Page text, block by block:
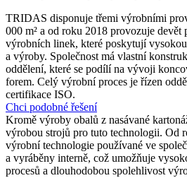
TRIDAS disponuje třemi výrobními
000 m² a od roku 2018 provozuje devět
výrobních linek, které poskytují
a výroby. Společnost má vlastní
oddělení, které se podílí na vývoji
forem. Celý výrobní proces je řízen
certifikace ISO.
Chci podobné řešení
Kromě výroby obalů z nasávané
výrobou strojů pro tuto technologii. Od
výrobní technologie používané ve
a vyráběny interně, což umožňuje
procesů a dlouhodobou spolehlivost